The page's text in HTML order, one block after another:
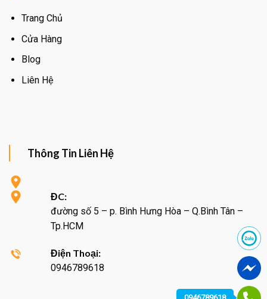
Trang Chủ
Cửa Hàng
Blog
Liên Hệ
Thông Tin Liên Hệ
ĐC:
đường số 5 – p. Bình Hưng Hòa – Q.Bình Tân –
Tp.HCM
Điện Thoại:
0946789618